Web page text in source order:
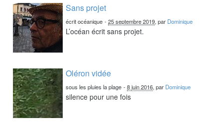
Sans projet
écrit océanique -25 septembre 2019, par Dominique
L’océan écrit sans projet.
Oléron vidée
sous les pluies la plage -8 juin 2016, par Dominique
silence pour une fois